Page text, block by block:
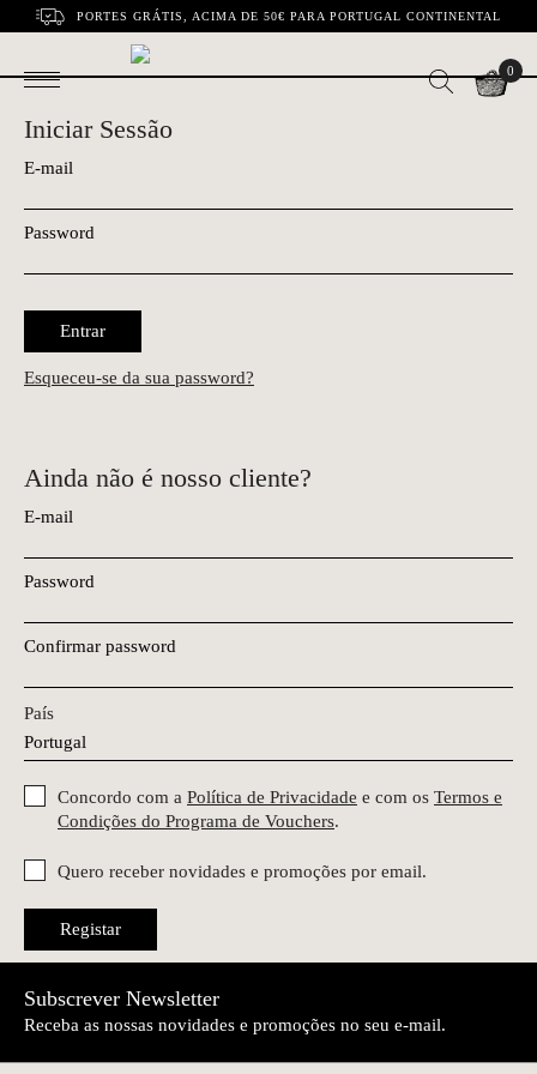
PORTES GRÁTIS, ACIMA DE 50€ PARA PORTUGAL CONTINENTAL
0
Iniciar Sessão
E-mail
Password
Entrar
Esqueceu-se da sua password?
Ainda não é nosso cliente?
E-mail
Password
Confirmar password
País
Concordo com a Política de Privacidade e com os Termos e
Condições do Programa de Vouchers.
Quero receber novidades e promoções por email.
Registar
Subscrever Newsletter
Receba as nossas novidades e promoções no seu e-mail.